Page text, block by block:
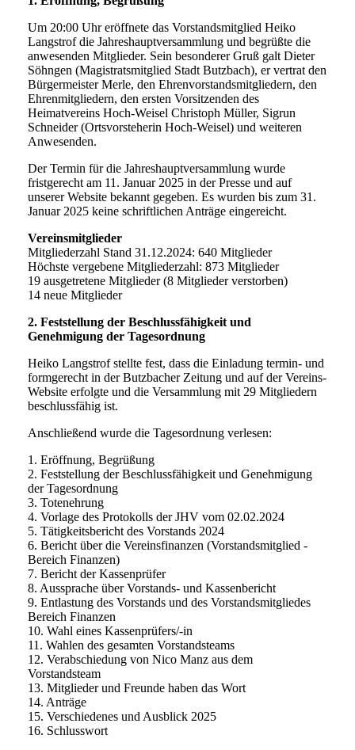
Um 20:00 Uhr eröffnete das Vorstandsmitglied Heiko
Langstrof die Jahreshauptversammlung und begrüßte die
anwesenden Mitglieder. Sein besonderer Gruß galt Dieter
Söhngen (Magistratsmitglied Stadt Butzbach), er vertrat den
Bürgermeister Merle, den Ehrenvorstandsmitgliedern, den
Ehrenmitgliedern, den ersten Vorsitzenden des
Heimatvereins Hoch-Weisel Christoph Müller, Sigrun
Schneider (Ortsvorsteherin Hoch-Weisel) und weiteren
Anwesenden.
Der Termin für die Jahreshauptversammlung wurde
fristgerecht am 11. Januar 2025 in der Presse und auf
unserer Website bekannt gegeben. Es wurden bis zum 31.
Januar 2025 keine schriftlichen Anträge eingereicht.
Vereinsmitglieder
Mitgliederzahl Stand 31.12.2024: 640 Mitglieder
Höchste vergebene Mitgliederzahl: 873 Mitglieder
19 ausgetretene Mitglieder (8 Mitglieder verstorben)
14 neue Mitglieder
2. Feststellung der Beschlussfähigkeit und
Genehmigung der Tagesordnung
Heiko Langstrof stellte fest, dass die Einladung termin- und
formgerecht in der Butzbacher Zeitung und auf der Vereins-
Website erfolgte und die Versammlung mit 29 Mitgliedern
beschlussfähig ist.
Anschließend wurde die Tagesordnung verlesen:
1. Eröffnung, Begrüßung
2. Feststellung der Beschlussfähigkeit und Genehmigung
der Tagesordnung
3. Totenehrung
4. Vorlage des Protokolls der JHV vom 02.02.2024
5. Tätigkeitsbericht des Vorstands 2024
6. Bericht über die Vereinsfinanzen (Vorstandsmitglied -
Bereich Finanzen)
7. Bericht der Kassenprüfer
8. Aussprache über Vorstands- und Kassenbericht
9. Entlastung des Vorstands und des Vorstandsmitgliedes
Bereich Finanzen
10. Wahl eines Kassenprüfers/-in
11. Wahlen des gesamten Vorstandsteams
12. Verabschiedung von Nico Manz aus dem
Vorstandsteam
13. Mitglieder und Freunde haben das Wort
14. Anträge
15. Verschiedenes und Ausblick 2025
16. Schlusswort